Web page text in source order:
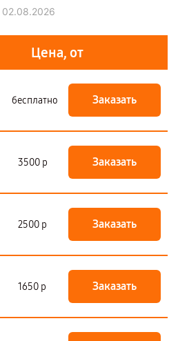
02.08.2026
Цена, от
бесплатно Заказать
3500 р Заказать
2500 р Заказать
1650 р Заказать